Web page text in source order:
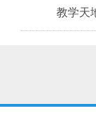
教学天